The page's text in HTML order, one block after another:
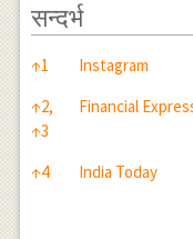
सन्दर्भ
सन्दर्भ
↑1
Instagram
↑2,
↑3
Financial
↑4 India Today